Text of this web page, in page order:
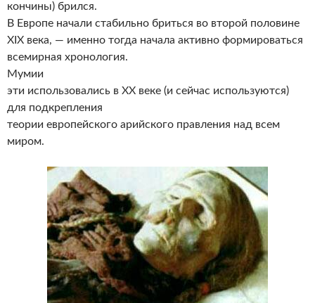
кончины) брился.
В Европе начали стабильно бриться во второй половине
XIX века, — именно тогда начала активно формироваться
всемирная хронология.
Мумии
эти использовались в XX веке (и сейчас используются)
для подкрепления
теории европейского арийского правления над всем
миром.